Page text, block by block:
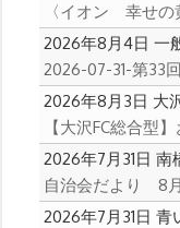
〈イオン 幸せの
2026年8月4日 一
2026-07-31-第33
2026年8月3日 大
【大沢FC総合型
2026年7月31日 南
自治会だより 8
2026年7月31日 青